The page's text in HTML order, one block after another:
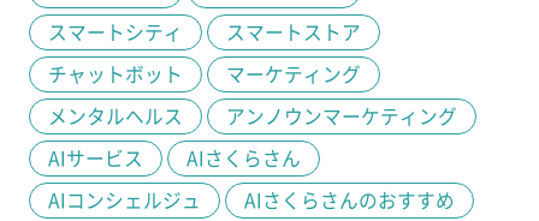
スマートシティ
スマートストア
チャットボット
マーケティング
メンタルヘルス
アンノウンマーケティング
AIサービス
AIさくらさん
AIコンシェルジュ
AIさくらさんのおすすめ